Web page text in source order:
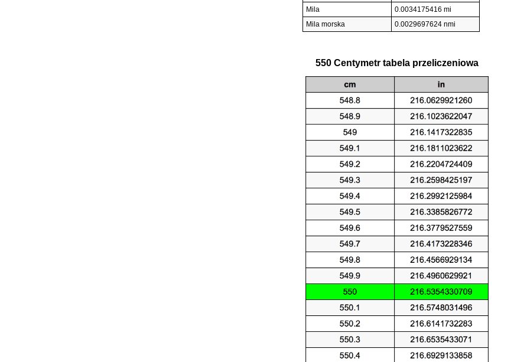
Mila
0.0034175416 mi
Mila morska
0.0029697624 nmi
550 Centymetr tabela przeliczeniowa